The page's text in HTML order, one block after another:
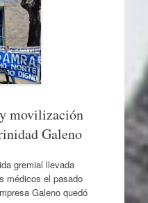
movilización
Galeno
gremial llevada
médicos el pasado
Galeno quedó